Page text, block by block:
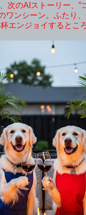
次のAIストーリー、”
ワンシーン。ふたり、
エンジョイするとこ